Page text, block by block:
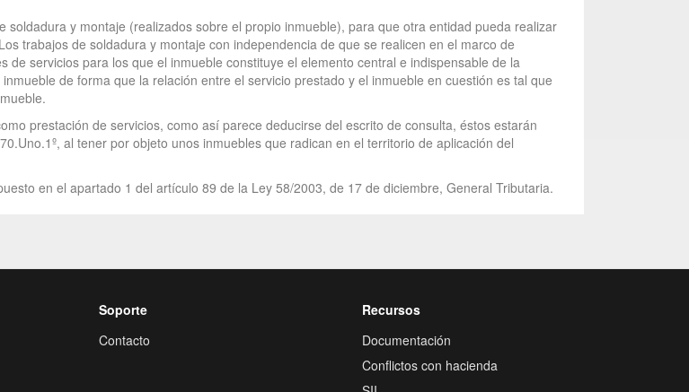
y montaje (realizados sobre el propio inmueble), para que otra entidad pueda realizar
trabajos de soldadura y montaje con independencia de que se realicen en el marco de
servicios para los que el inmueble constituye el elemento central e indispensable de la
de forma que la relación entre el servicio prestado y el inmueble en cuestión es tal que
prestación de servicios, como así parece deducirse del escrito de consulta, éstos estarán
al tener por objeto unos inmuebles que radican en el territorio de aplicación del
en el apartado 1 del artículo 89 de la Ley 58/2003, de 17 de diciembre, General Tributaria.
Soporte
Contacto
Recursos
Documentación
Conflictos con hacienda